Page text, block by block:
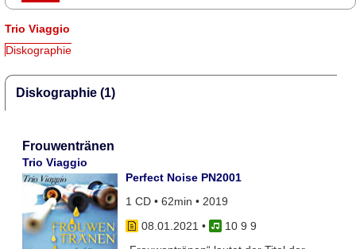
Trio Viaggio
Diskographie
Diskographie (1)
Frouwentränen
Trio Viaggio
Perfect Noise PN2001
1 CD • 62min • 2019
08.01.2021 •
10 9 9